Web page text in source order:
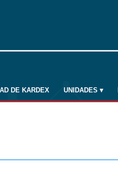
DE KARDEX UNIDADES ▾